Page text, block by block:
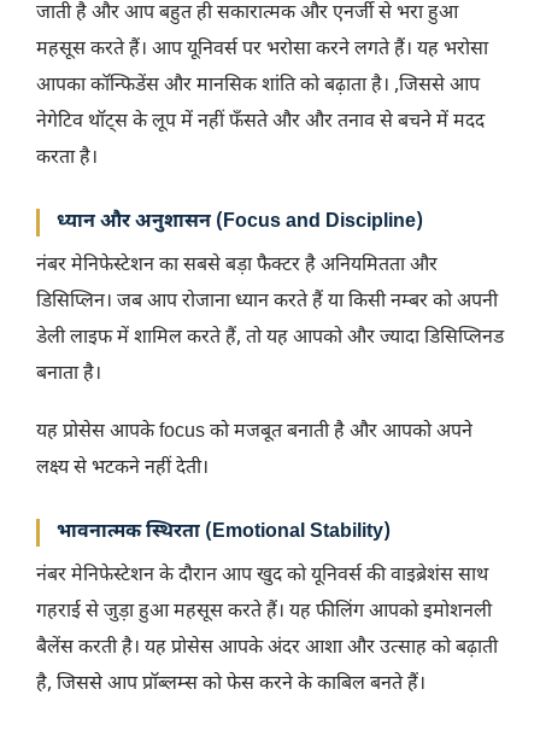
जाती है और आप बहुत ही सकारात्मक और एनर्जी से भरा हुआ
महसूस करते हैं। आप यूनिवर्स पर भरोसा करने लगते हैं। यह भरोसा
आपका कॉन्फिडेंस और मानसिक शांति को बढ़ाता है। ,जिससे आप
नेगेटिव थॉट्स के लूप में नहीं फँसते और और तनाव से बचने में मदद
करता है।
ध्यान और अनुशासन (Focus and Discipline)
नंबर मेनिफेस्टेशन का सबसे बड़ा फैक्टर है अनियमितता और
डिसिप्लिन। जब आप रोजाना ध्यान करते हैं या किसी नम्बर को अपनी
डेली लाइफ में शामिल करते हैं, तो यह आपको और ज्यादा डिसिप्लिनड
बनाता है।
यह प्रोसेस आपके focus को मजबूत बनाती है और आपको अपने
लक्ष्य से भटकने नहीं देती।
भावनात्मक स्थिरता (Emotional Stability)
नंबर मेनिफेस्टेशन के दौरान आप खुद को यूनिवर्स की वाइब्रेशंस साथ
गहराई से जुड़ा हुआ महसूस करते हैं। यह फीलिंग आपको इमोशनली
बैलेंस करती है। यह प्रोसेस आपके अंदर आशा और उत्साह को बढ़ाती
है, जिससे आप प्रॉब्लम्स को फेस करने के काबिल बनते हैं।